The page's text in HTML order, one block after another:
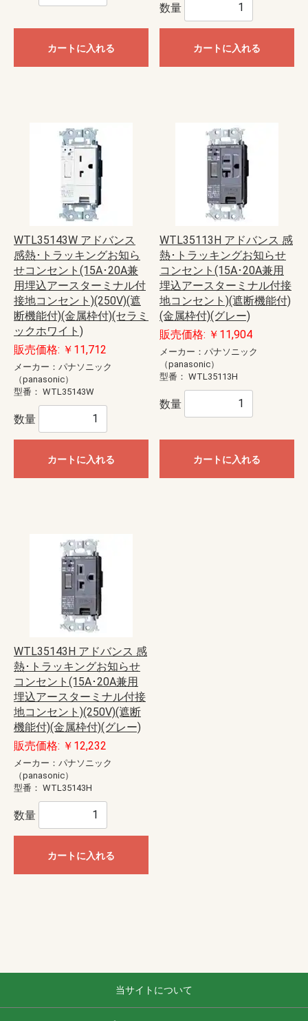
カートに入れる
数量
カートに入れる
WTL35143W アドバンス
感熱･トラッキングお知ら
せコンセント(15A･20A兼
用埋込アースターミナル付
接地コンセント)(250V)(遮
断機能付)(金属枠付)(セラミ
ックホワイト)
販売価格: ￥11,712
メーカー：パナソニック
（panasonic）
型番： WTL35143W
数量
カートに入れる
WTL35113H アドバンス 感
熱･トラッキングお知らせ
コンセント(15A･20A兼用
埋込アースターミナル付接
地コンセント)(遮断機能付)
(金属枠付)(グレー)
販売価格: ￥11,904
メーカー：パナソニック
（panasonic）
型番： WTL35113H
数量
カートに入れる
WTL35143H アドバンス 感
熱･トラッキングお知らせ
コンセント(15A･20A兼用
埋込アースターミナル付接
地コンセント)(250V)(遮断
機能付)(金属枠付)(グレー)
販売価格: ￥12,232
メーカー：パナソニック
（panasonic）
型番： WTL35143H
数量
カートに入れる
当サイトについて